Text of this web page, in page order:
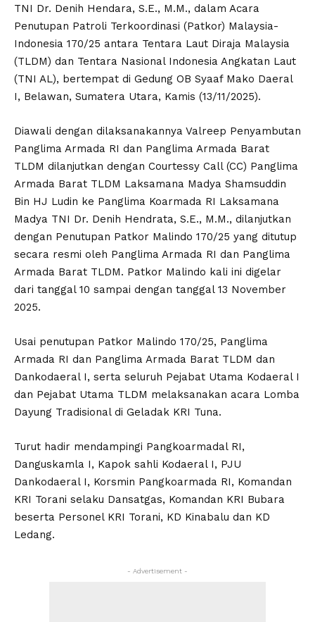
TNI Dr. Denih Hendara, S.E., M.M., dalam Acara
Penutupan Patroli Terkoordinasi (Patkor) Malaysia-
Indonesia 170/25 antara Tentara Laut Diraja Malaysia
(TLDM) dan Tentara Nasional Indonesia Angkatan Laut
(TNI AL), bertempat di Gedung OB Syaaf Mako Daeral
I, Belawan, Sumatera Utara, Kamis (13/11/2025).
Diawali dengan dilaksanakannya Valreep Penyambutan
Panglima Armada RI dan Panglima Armada Barat
TLDM dilanjutkan dengan Courtessy Call (CC) Panglima
Armada Barat TLDM Laksamana Madya Shamsuddin
Bin HJ Ludin ke Panglima Koarmada RI Laksamana
Madya TNI Dr. Denih Hendrata, S.E., M.M., dilanjutkan
dengan Penutupan Patkor Malindo 170/25 yang ditutup
secara resmi oleh Panglima Armada RI dan Panglima
Armada Barat TLDM. Patkor Malindo kali ini digelar
dari tanggal 10 sampai dengan tanggal 13 November
2025.
Usai penutupan Patkor Malindo 170/25, Panglima
Armada RI dan Panglima Armada Barat TLDM dan
Dankodaeral I, serta seluruh Pejabat Utama Kodaeral I
dan Pejabat Utama TLDM melaksanakan acara Lomba
Dayung Tradisional di Geladak KRI Tuna.
Turut hadir mendampingi Pangkoarmadal RI,
Danguskamla I, Kapok sahli Kodaeral I, PJU
Dankodaeral I, Korsmin Pangkoarmada RI, Komandan
KRI Torani selaku Dansatgas, Komandan KRI Bubara
beserta Personel KRI Torani, KD Kinabalu dan KD
Ledang.
- Advertisement -